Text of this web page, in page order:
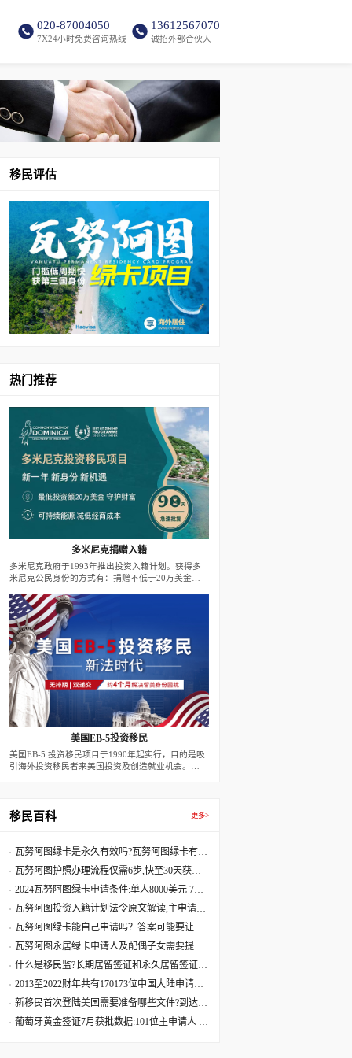
020-87004050
7X24小时免费咨询热线
13612567070
诚招外部合伙人
移民评估
热门推荐
多米尼克捐赠入籍
多米尼克政府于1993年推出投资入籍计划。获得多
米尼克公民身份的方式有：捐赠不低于20万美金至
产项目。
美国EB-5投资移民
美国EB-5 投资移民项目于1990年起实行，目的是吸
引海外投资移民者来美国投资及创造就业机会。
工人就业机会，即可获发二年期的有条件移民签证。
二年届满前90天，若移民投资者的投资行为满足10
移除，而成为永久居民。
移民百科 更多>
瓦努阿图绿卡是永久有效吗?瓦努阿图绿卡有效
期是多久?
瓦努阿图护照办理流程仅需6步,快至30天获批
60天收到原件
2024瓦努阿图绿卡申请条件:单人8000美元 7天
获批三周拿卡
瓦努阿图投资入籍计划法令原文解读,主申请人
捐献8万美元起
瓦努阿图绿卡能自己申请吗？答案可能要让您
失望了
瓦努阿图永居绿卡申请人及配偶子女需要提供
资料最全清单
什么是移民监?长期居留签证和永久居留签证有
什么区别?
2013至2022财年共有170173位中国大陆申请人
移民美国
新移民首次登陆美国需要准备哪些文件?到达美
国机场流程
葡萄牙黄金签证7月获批数据:101位主申请人 美